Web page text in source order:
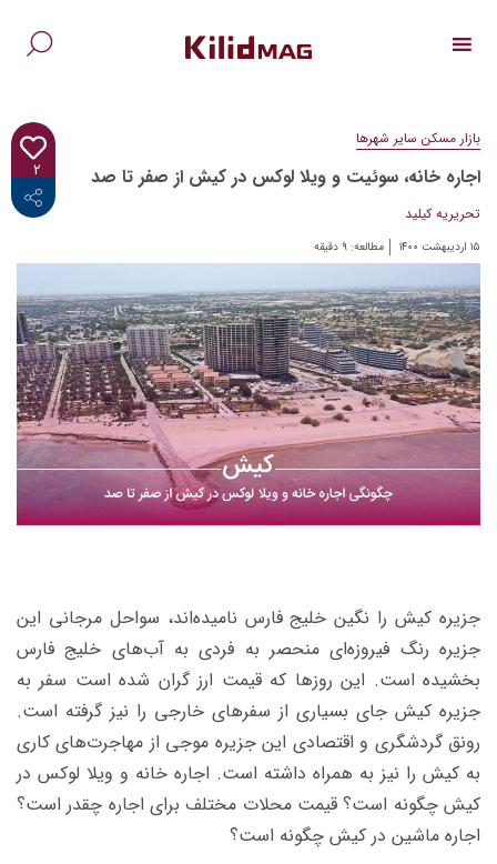
۲
<i class="fab fa-facebook-f"></i>
بازار مسکن سایر شهرها
اجاره خانه، سوئیت و ویلا لوکس در کیش از صفر تا صد
تحریریه کیلید
۱۵ اردیبهشت ۱۴۰۰ مطالعه: ۹ دقیقه
جزیره کیش را نگین خلیج فارس نامیده‌اند، سواحل مرجانی این
جزیره رنگ فیروزه‌ای منحصر به فردی به آب‌های خلیج فارس
بخشیده است. این روزها که قیمت ارز گران شده است سفر به
جزیره کیش جای بسیاری از سفرهای خارجی را نیز گرفته است.
رونق گردشگری و اقتصادی این جزیره موجی از مهاجرت‌های کاری
به کیش را نیز به همراه داشته است. اجاره خانه و ویلا لوکس در
کیش چگونه است؟ قیمت محلات مختلف برای اجاره چقدر است؟
اجاره ماشین در کیش چگونه است؟